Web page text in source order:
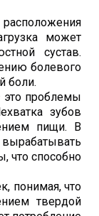
может
сустав.
болевого
боли.
это проблемы
зубов
пищи. В
что способно
понимая, что
твердой